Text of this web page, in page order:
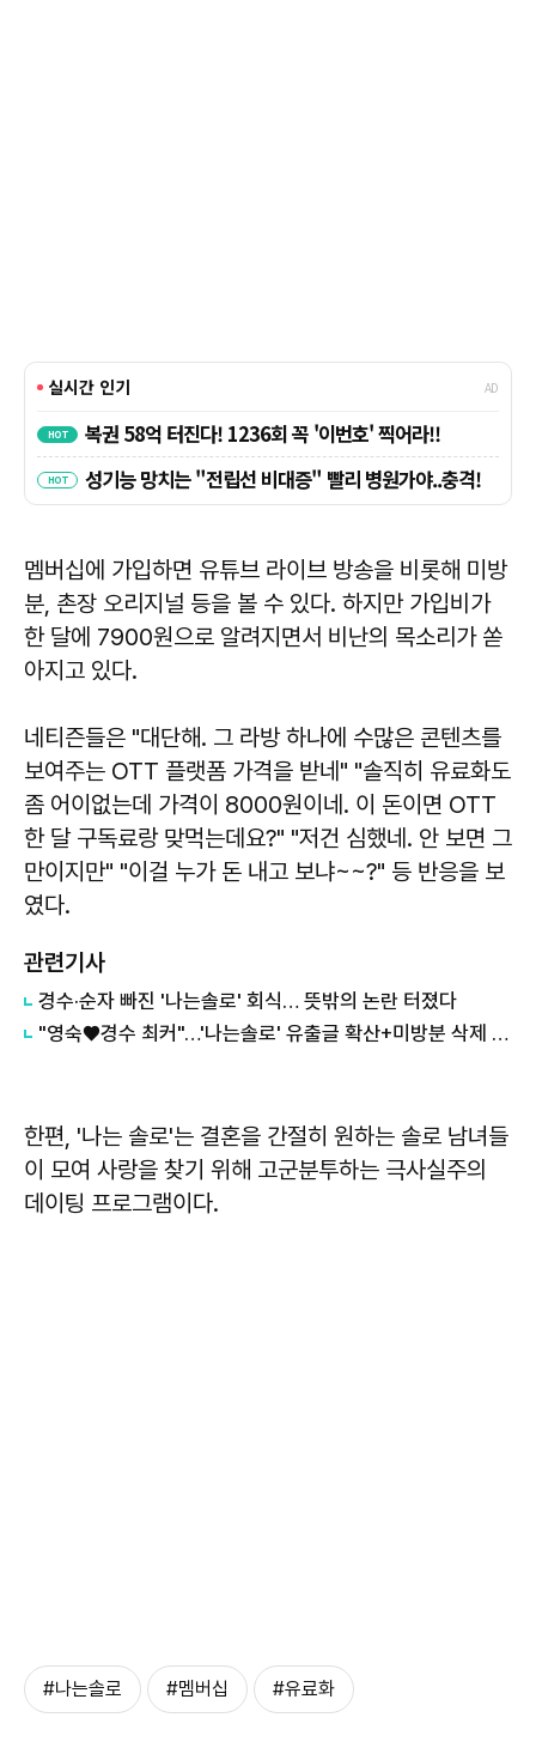
멤버십에 가입하면 유튜브 라이브 방송을 비롯해 미방
분, 촌장 오리지널 등을 볼 수 있다. 하지만 가입비가
한 달에 7900원으로 알려지면서 비난의 목소리가 쏟
아지고 있다.
네티즌들은 "대단해. 그 라방 하나에 수많은 콘텐츠를
보여주는 OTT 플랫폼 가격을 받네" "솔직히 유료화도
좀 어이없는데 가격이 8000원이네. 이 돈이면 OTT
한 달 구독료랑 맞먹는데요?" "저건 심했네. 안 보면 그
만이지만" "이걸 누가 돈 내고 보냐~~?" 등 반응을 보
였다.
관련기사
경수·순자 빠진 '나는솔로' 회식… 뜻밖의 논란 터졌다
"영숙♥경수 최커"…'나는솔로' 유출글 확산+미방분 삭제 이유
한편, '나는 솔로'는 결혼을 간절히 원하는 솔로 남녀들
이 모여 사랑을 찾기 위해 고군분투하는 극사실주의
데이팅 프로그램이다.
#나는솔로 #멤버십 #유료화